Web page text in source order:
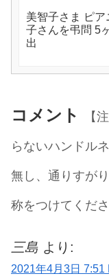
美智子さま ピア
子さんを弔問 5
出
コメント
【
らないハンドル
無し、通りすが
称をつけてくださ
三島 より:
2021年4月3日 7:51